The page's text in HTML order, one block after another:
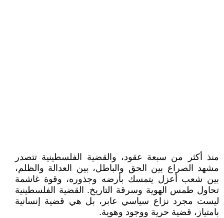
منذ أكثر من سبعة عقود، والقضية الفلسطينية تتصدر
مشهد الصراع بين الحق والباطل، بين العدالة والظلم،
بين شعب أعزل يتمسك بأرضه وجذوره، وقوة غاشمة
تحاول طمس الهوية وسرقة التاريخ. القضية الفلسطينية
ليست مجرد نزاع سياسي عابر، بل هي قضية إنسانية
بامتياز، قضية حرية ووجود وهوية.